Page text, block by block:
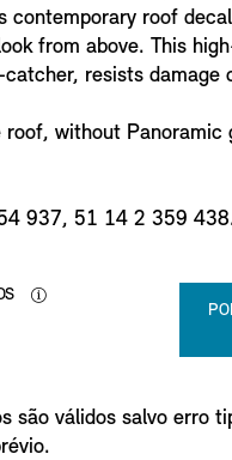
i
n
f
contemporary roof
from above. This
resists damage
without Panoramic
937, 51 14 2 359
são válidos salvo erro